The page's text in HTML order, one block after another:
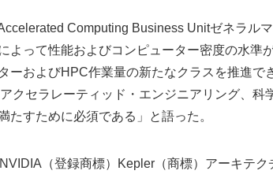
Computing Business Unitゼネラル
よって性能およびコンピューター密度の水準
ーおよびHPC作業量の新たなクラスを推進で
クセラレーティッド・エンジニアリング、
たすために必須である」と語った。
（登録商標）Kepler（商標）アーキテク